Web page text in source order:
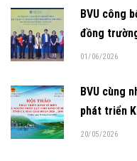
BVU công
đồng
01/06/2026
BVU cùng
phát triển
20/05/2026